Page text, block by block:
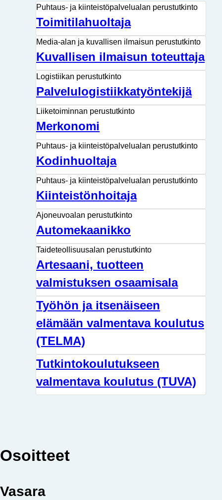
Puhtaus- ja kiinteistöpalvelualan perustutkinto
Toimitilahuoltaja
Media-alan ja kuvallisen ilmaisun perustutkinto
Kuvallisen ilmaisun toteuttaja
Logistiikan perustutkinto
Palvelulogistiikkatyöntekijä
Liiketoiminnan perustutkinto
Merkonomi
Puhtaus- ja kiinteistöpalvelualan perustutkinto
Kodinhuoltaja
Puhtaus- ja kiinteistöpalvelualan perustutkinto
Kiinteistönhoitaja
Ajoneuvoalan perustutkinto
Automekaanikko
Taideteollisuusalan perustutkinto
Artesaani, tuotteen
valmistuksen osaamisala
Työhön ja itsenäiseen
elämään valmentava koulutus
(TELMA)
Tutkintokoulutukseen
valmentava koulutus (TUVA)
Osoitteet
Vasara